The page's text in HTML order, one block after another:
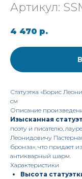
Артикул:
4 470 р.
Статуэтка «Борис
см
Описание
Изысканная
поэту и писателю,
Леонидовичу
бронза», что придает
антикварный шарм.
Характеристики
Высота